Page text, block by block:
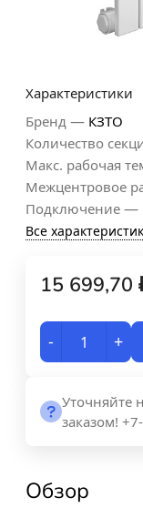
Характеристики
Бренд — КЗТО
Количество
Макс. рабочая
Межцентровое
Подключение —
Все
15 699,70
- +
Уточняйте
заказом!
Обзор